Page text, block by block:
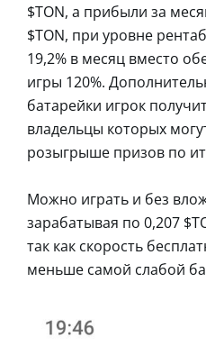
$TON, а прибыли за
$TON, при уровне
19,2% в месяц вместо
игры 120%.
батарейки игрок
владельцы которых
розыгрыше призов по
Можно играть и без
зарабатывая по 0,207
так как скорость
меньше самой слабой